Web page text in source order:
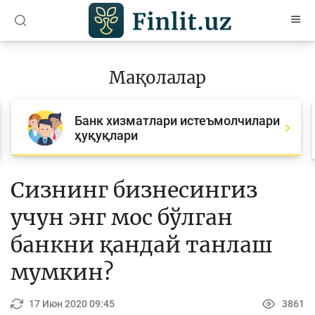
Барча мақолалар
Банк агентлари учун
Мақолалар
Банк хизматлари истеъмолчилари
ҳуқуқлари
Сизнинг бизнесингиз
учун энг мос бўлган
банкни қандай танлаш
мумкин?
17 Июн 2020 09:45 3861